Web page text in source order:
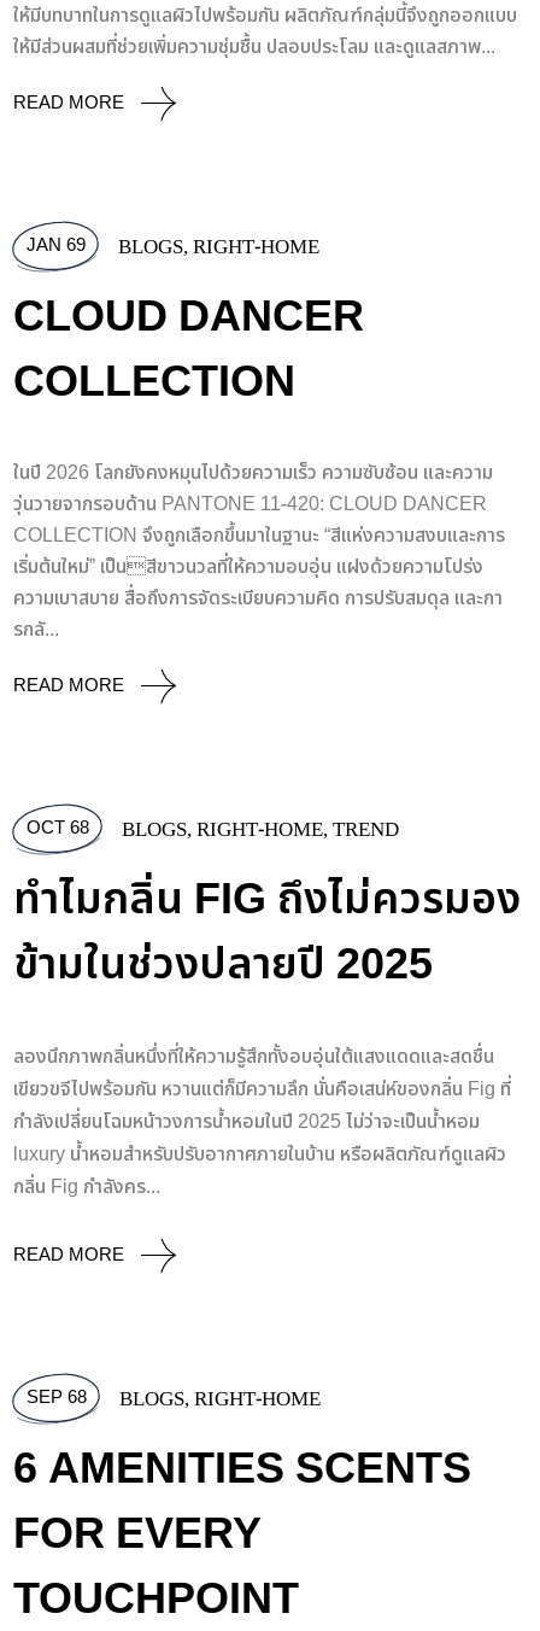
ให้มีบทบาทในการดูแลผิวไปพร้อมกัน ผลิตภัณฑ์กลุ่มนี้จึงถูกออกแบบ
ให้มีส่วนผสมที่ช่วยเพิ่มความชุ่มชื้น ปลอบประโลม และดูแลสภาพ...
READ MORE
JAN 69 BLOGS,RIGHT-HOME
CLOUD DANCER
COLLECTION
ในปี 2026 โลกยังคงหมุนไปด้วยความเร็ว ความซับซ้อน และความ
วุ่นวายจากรอบด้าน PANTONE 11-420: CLOUD DANCER
COLLECTION จึงถูกเลือกขึ้นมาในฐานะ “สีแห่งความสงบและการ
เริ่มต้นใหม่” เป็นสีขาวนวลที่ให้ความอบอุ่น แฝงด้วยความโปร่ง
ความเบาสบาย สื่อถึงการจัดระเบียบความคิด การปรับสมดุล และกา
รกลั...
READ MORE
OCT 68 BLOGS,RIGHT-HOME,TREND
ทำไมกลิ่น FIG ถึงไม่ควรมอง
ข้ามในช่วงปลายปี 2025
ลองนึกภาพกลิ่นหนึ่งที่ให้ความรู้สึกทั้งอบอุ่นใต้แสงแดดและสดชื่น
เขียวขจีไปพร้อมกัน หวานแต่ก็มีความลึก นั่นคือเสน่ห์ของกลิ่น Fig ที่
กำลังเปลี่ยนโฉมหน้าวงการน้ำหอมในปี 2025 ไม่ว่าจะเป็นน้ำหอม
luxury น้ำหอมสำหรับปรับอากาศภายในบ้าน หรือผลิตภัณฑ์ดูแลผิว
กลิ่น Fig กำลังคร...
READ MORE
SEP 68 BLOGS,RIGHT-HOME
6 AMENITIES SCENTS
FOR EVERY
TOUCHPOINT